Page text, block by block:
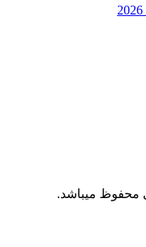
محفوظ میباشد.